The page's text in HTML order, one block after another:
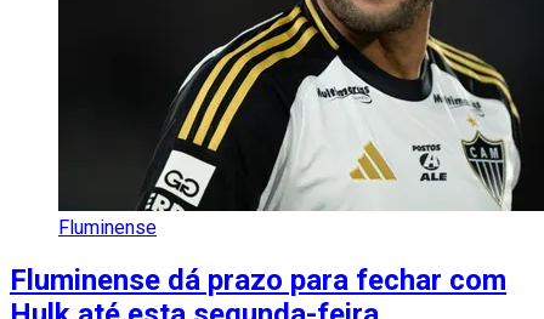
Fluminense
Fluminense dá prazo para fechar com